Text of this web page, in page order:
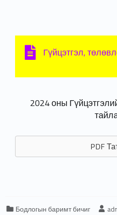
Гүйцэтгэл,
2024 оны
PDF
Categorized in:
Бодлогын баримт бичиг Written by: